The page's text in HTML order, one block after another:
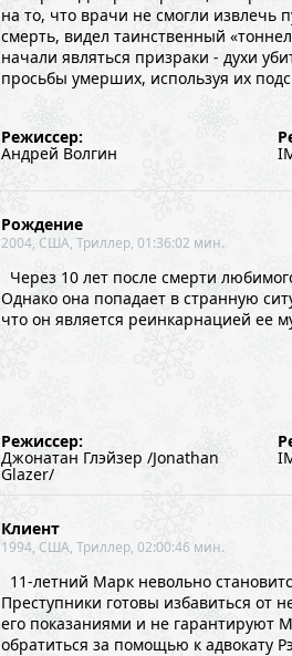
на то, что врачи не смогли
смерть, видел таинственный
начали являться призраки - духи
просьбы умерших, используя их
Режиссер:
Андрей Волгин
Рождение
2004, США, Триллер, 01:36:02 мин.
Через 10 лет после смерти
Однако она попадает в странную
что он является реинкарнацией ее
Режиссер:
Джонатан Глэйзер /Jonathan
Glazer/
Клиент
1994, США, Триллер, 02:00:46 мин.
11-летний Марк невольно
Преступники готовы избавиться от
его показаниями и не гарантируют
обратиться за помощью к адвокату